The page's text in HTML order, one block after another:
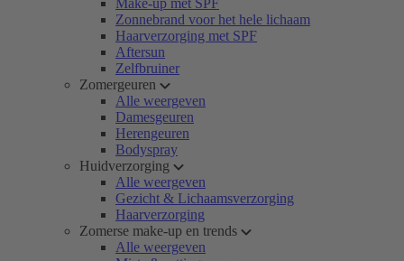
Make-up met SPF
Zonnebrand voor het hele lichaam
Haarverzorging met SPF
Aftersun
Zelfbruiner
Zomergeuren
Alle weergeven
Damesgeuren
Herengeuren
Bodyspray
Huidverzorging
Alle weergeven
Gezicht & Lichaamsverzorging
Haarverzorging
Zomerse make-up en trends
Alle weergeven